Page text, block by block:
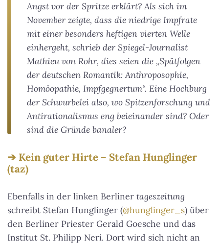
Angst vor der Spritze erklärt? Als sich im
November zeigte, dass die niedrige Impfrate
mit einer besonders heftigen vierten Welle
einhergeht, schrieb der Spiegel-Journalist
Mathieu von Rohr, dies seien die „Spätfolgen
der deutschen Romantik: Anthroposophie,
Homöopathie, Impfgegnertum“. Eine Hochburg
der Schwurbelei also, wo Spitzenforschung und
Antirationalismus eng beieinander sind? Oder
sind die Gründe banaler?
Kein guter Hirte – Stefan Hunglinger
(taz)
Ebenfalls in der linken Berliner tageszeitung
schreibt Stefan Hunglinger (@hunglinger_s) über
den Berliner Priester Gerald Goesche und das
Institut St. Philipp Neri. Dort wird sich nicht an